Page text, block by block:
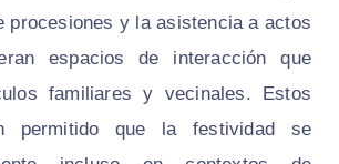
procesiones y la asistencia a actos
espacios de interacción que
familiares y vecinales. Estos
permitido que la festividad se